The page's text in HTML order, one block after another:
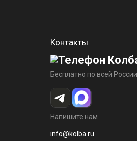
Контакты
Бесплатно по всей России
Напишите нам
info@kolba.ru